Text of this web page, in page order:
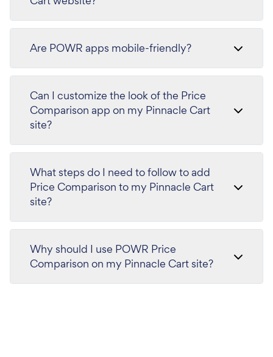
Are POWR apps mobile-friendly?
Can I customize the look of the Price
Comparison app on my Pinnacle Cart
site?
What steps do I need to follow to add
Price Comparison to my Pinnacle Cart
site?
Why should I use POWR Price
Comparison on my Pinnacle Cart site?